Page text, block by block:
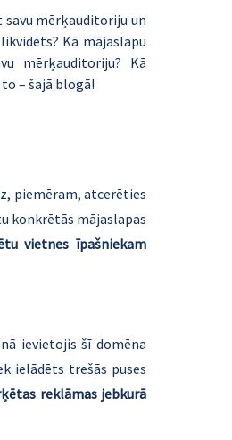
mērķauditoriju un
Kā mājaslapu
mērķauditoriju? Kā
– šajā blogā!
piemēram, atcerēties
konkrētās mājaslapas
vietnes īpašniekam
ievietojis šī domēna
ielādēts trešās puses
reklāmas jebkurā